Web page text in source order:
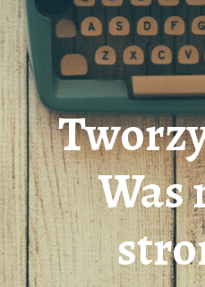
Was